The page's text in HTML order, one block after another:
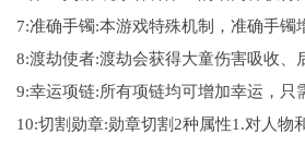
7:准确手镯:本游戏特殊机制，准确手镯
8:渡劫使者:渡劫会获得大童伤害吸收、
9:幸运项链:所有项链均可增加幸运，只
10:切割勋章:勋章切割2种属性1.对人